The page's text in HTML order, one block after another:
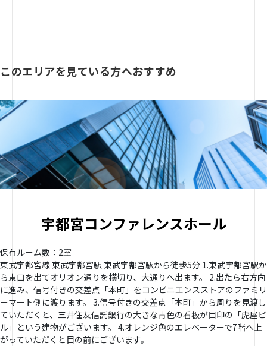
このエリアを見ている方へおすすめ
宇都宮コンファレンスホール
保有ルーム数：2室
東武宇都宮線 東武宇都宮駅 東武宇都宮駅から徒歩5分 1.東武宇都宮駅か
ら東口を出てオリオン通りを横切り、大通りへ出ます。 2.出たら右方向
に進み、信号付きの交差点「本町」をコンビニエンスストアのファミリ
ーマート側に渡ります。 3.信号付きの交差点「本町」から周りを見渡し
ていただくと、三井住友信託銀行の大きな青色の看板が目印の「虎屋ビ
ル」という建物がございます。 4.オレンジ色のエレベーターで7階へ上
がっていただくと目の前にございます。